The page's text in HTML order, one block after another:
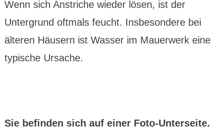
Wenn sich Anstriche wieder lösen, ist der
Untergrund oftmals feucht. Insbesondere bei
älteren Häusern ist Wasser im Mauerwerk eine
typische Ursache.
Sie befinden sich auf einer Foto-Unterseite.